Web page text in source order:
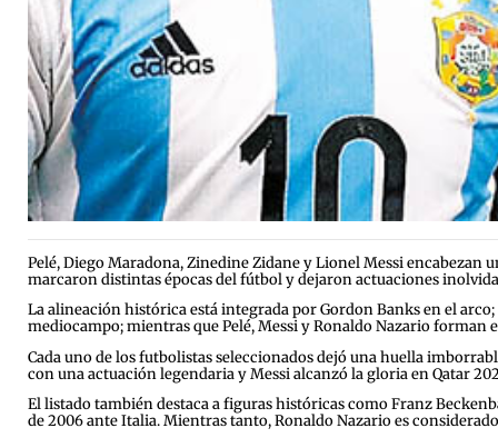
Pelé, Diego Maradona, Zinedine Zidane y Lionel Messi encabezan
marcaron distintas épocas del fútbol y dejaron actuaciones
La alineación histórica está integrada por Gordon Banks en el
mediocampo; mientras que Pelé, Messi y Ronaldo Nazario forman
Cada uno de los futbolistas seleccionados dejó una huella
con una actuación legendaria y Messi alcanzó la gloria en Qatar
El listado también destaca a figuras históricas como Franz
de 2006 ante Italia. Mientras tanto, Ronaldo Nazario es